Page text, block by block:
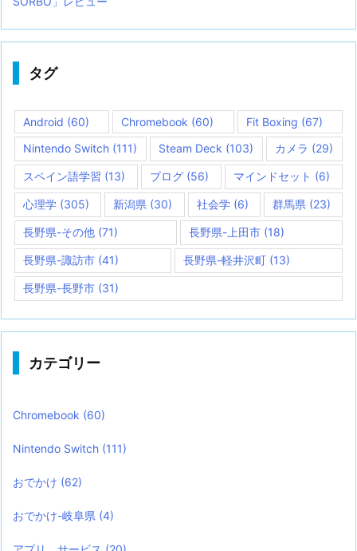
タグ
Android (60) Chromebook (60) Fit Boxing (67)
Nintendo Switch (111) Steam Deck (103) カメラ (29)
スペイン語学習 (13) ブログ (56) マインドセット (6)
心理学 (305) 新潟県 (30) 社会学(6) 群馬県 (23)
長野県-その他 (71) 長野県-上田市(18)
長野県-諏訪市 (41) 長野県-軽井沢町 (13)
長野県-長野市 (31)
カテゴリー
Chromebook (60)
Nintendo Switch (111)
おでかけ (62)
おでかけ-岐阜県 (4)